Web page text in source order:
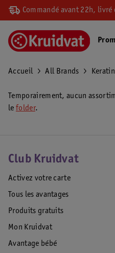
Commandé avant 22h, livré
Accueil All Brands
Temporairement, aucun
le folder.
Club Kruidvat
Activez votre carte
Tous les avantages
Produits gratuits
Mon Kruidvat
Avantage bébé